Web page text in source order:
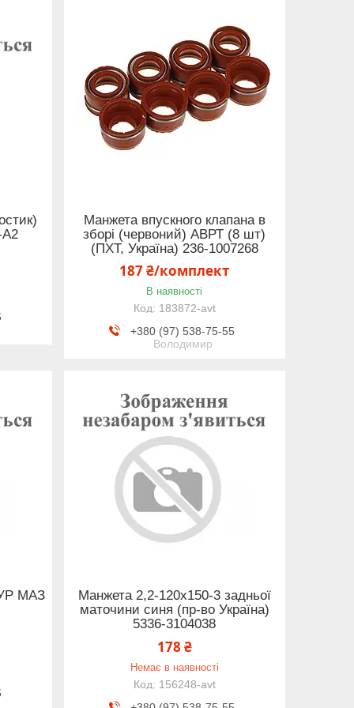
А2
Манжета впускного клапана в
зборі (червоний) АВРТ (8 шт)
(ПХТ, Україна) 236-1007268
187 ₴/комплект
В наявності
183872-avt
+380 (97) 538-75-55
Володимир
МАЗ
Манжета 2,2-120х150-3 задньої
маточини синя (пр-во Україна)
5336-3104038
178 ₴
Немає в наявності
156248-avt